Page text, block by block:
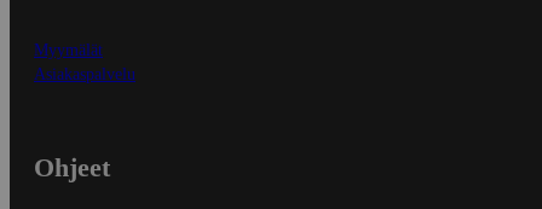
Myymälät
Asiakaspalvelu
Ohjeet